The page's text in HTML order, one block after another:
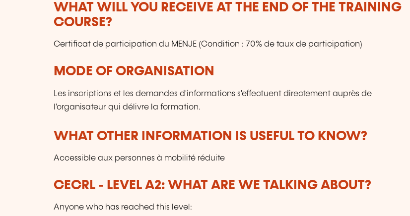
WHAT WILL YOU RECEIVE AT THE END OF THE TRAINING
COURSE?
Certificat de participation du MENJE (Condition : 70% de taux de participation)
MODE OF ORGANISATION
Les inscriptions et les demandes d'informations s'effectuent directement auprès de
l'organisateur qui délivre la formation.
WHAT OTHER INFORMATION IS USEFUL TO KNOW?
Accessible aux personnes à mobilité réduite
CECRL - LEVEL A2: WHAT ARE WE TALKING ABOUT?
Anyone who has reached this level: